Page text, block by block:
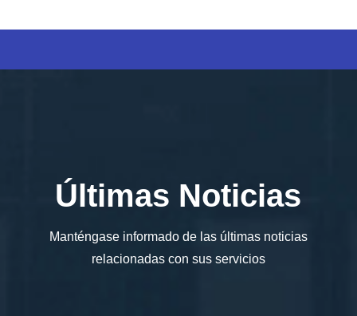
Últimas Noticias
Manténgase informado de las últimas noticias
relacionadas con sus servicios